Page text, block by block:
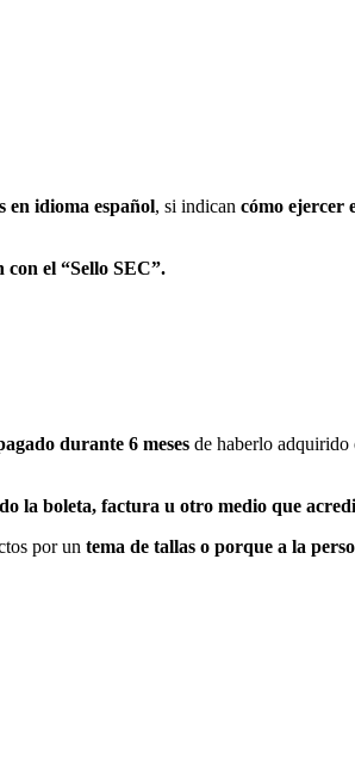
en idioma español, si indican cómo ejercer
con el “Sello SEC”.
durante 6 meses de haberlo adquirido
la boleta, factura u otro medio que
por un tema de tallas o porque a la